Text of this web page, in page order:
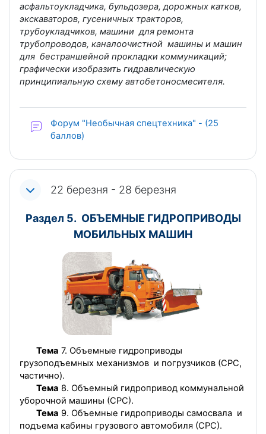
асфальтоукладчика, бульдозера, дорожных катков,
экскаваторов, гусеничных тракторов,
трубоукладчиков, машини для ремонта
трубопроводов, каналоочистной машины и машин
для бестраншейной прокладки коммуникаций;
графически изобразить гидравлическую
принципиальную схему автобетоносмесителя.
Форум "Необычная спецтехника" - (25
баллов)
22 березня - 28 березня
Раздел 5. ОБЪЕМНЫЕ ГИДРОПРИВОДЫ
МОБИЛЬНЫХ МАШИН
Тема 7. Объемные гидроприводы
грузоподъемных механизмов и погрузчиков (СРС,
частично).
Тема 8. Объемный гидропривод коммунальной
уборочной машины (СРС).
Тема 9. Объемные гидроприводы самосвала и
подъема кабины грузового автомобиля (СРС).